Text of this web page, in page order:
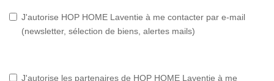
J'autorise HOP HOME Laventie à me contacter par e-mail
(newsletter, sélection de biens, alertes mails)
J'autorise les partenaires de HOP HOME Laventie à me